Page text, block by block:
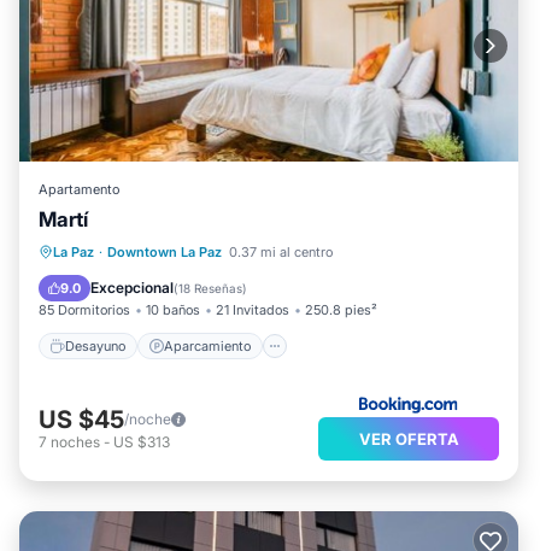
Apartamento
Martí
La Paz · Downtown La Paz 0.37 mi al centro
9.0 Excepcional(18 Reseñas)
85 Dormitorios 10 baños 21 Invitados 250.8 pies²
Desayuno Aparcamiento
Desayuno Aparcamiento
Internet
US $45/noche
7 noches - US $313 VER OFERTA